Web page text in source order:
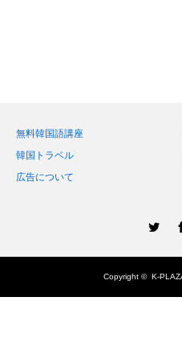
無料韓国語講座
韓国トラベル
広告について
Copyright ©K-